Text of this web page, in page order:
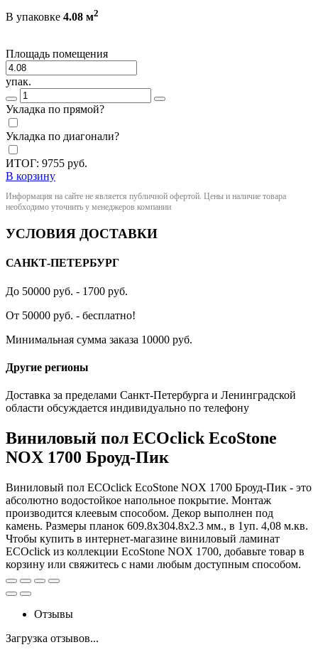
В упаковке 4.08 м2
Площадь помещения
упак.
Укладка по прямой?
Укладка по диагонали?
ИТОГ: 9755 руб.
В корзину
Информация на сайте не является публичной офертой. Цены и наличие товара
необходимо уточнить у менеджеров компании
УСЛОВИЯ ДОСТАВКИ
САНКТ-ПЕТЕРБУРГ
До 50000 руб. - 1700 руб.
От 50000 руб. - бесплатно!
Минимальная сумма заказа 10000 руб.
Другие регионы
Доставка за пределами Санкт-Петербурга и Ленинградской
области обсуждается индивидуально по телефону
Виниловый пол ECOclick EcoStone
NOX 1700 Броуд-Пик
Виниловый пол ECOclick EcoStone NOX 1700 Броуд-Пик - это
абсолютно водостойкое напольное покрытие. Монтаж
производится клеевым способом. Декор выполнен под
камень. Размеры планок 609.8x304.8x2.3 мм., в 1уп. 4,08 м.кв.
Чтобы купить в интернет-магазине виниловый ламинат
ECOclick из коллекции EcoStone NOX 1700, добавьте товар в
корзину или свяжитесь с нами любым доступным способом.
Отзывы
Загрузка отзывов...